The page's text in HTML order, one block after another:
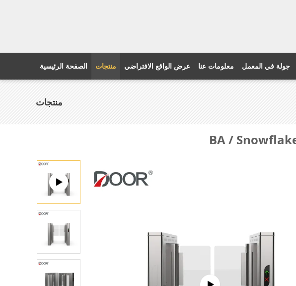
الصفحة الرئيسية منتجات عرض الواقع الافتراضي معلومات عنا جولة في المعمل
منتجات